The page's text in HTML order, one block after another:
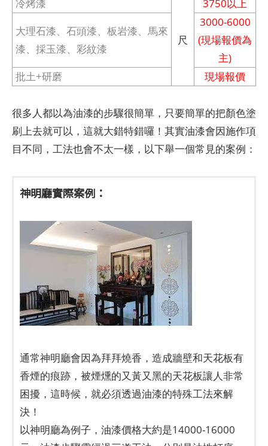
冷烤漆
尺
3750以上
大理石漆、石頭漆、板岩漆、馬來
漆、採玉漆、彩紋漆
3000-6000
(現場報價為
主)
批土+研磨
現場報價
很多人都以為油漆的步驟很簡單，只要簡單的把顏色塗
刷上去就可以，這就大錯特錯囉！其實油漆會因施作項
目不同，工法也會不太一樣，以下舉一個常見的案例：
神明廳實際案例：
通常神明廳會因為拜拜燒香，造成牆壁和天花板有
香煙的痕跡，被煙燻的又黃又黑的天花板讓人非常
困擾，這時候，就必須透過油漆的特殊工法來解
決！
以神明廳為例子，油漆價格大約是14000-16000